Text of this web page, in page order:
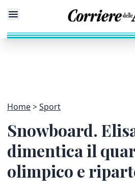
Home Sport
Snowboard.
dimentica il
olimpico e